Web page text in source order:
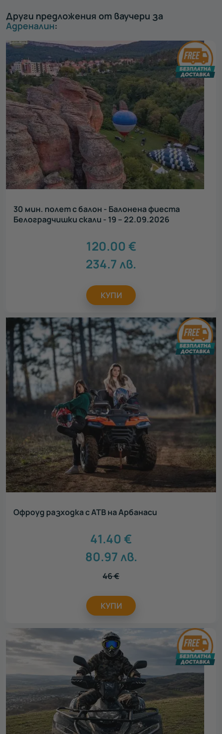
Други предложения от ваучери за
Адреналин:
30 мин. полет с балон - Балонена фиеста
Белоградчишки скали - 19 – 22.09.2026
120.00 €
234.7 лв.
КУПИ
Офроуд разходка с АТВ на Арбанаси
41.40 €
80.97лв.
46€
КУПИ